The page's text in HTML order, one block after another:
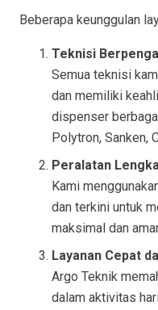
Beberapa keunggulan
Teknisi
Semua teknisi
dan memiliki
dispenser
Polytron, Sanken,
Peralatan
Kami
dan terkini untuk
maksimal dan
Layanan Cepat
Argo Teknik
dalam aktivitas